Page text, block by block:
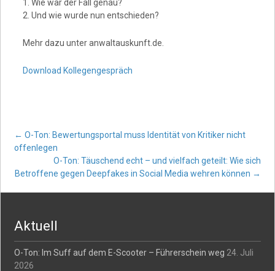
1. Wie war der Fall genau?
2. Und wie wurde nun entschieden?
Mehr dazu unter anwaltauskunft.de.
Download Kollegengespräch
Post
navigation
← O-Ton: Bewertungsportal muss Identität von Kritiker nicht
offenlegen
O-Ton: Täuschend echt – und vielfach geteilt: Wie sich
Betroffene gegen Deepfakes in Social Media wehren können →
Aktuell
O-Ton: Im Suff auf dem E-Scooter – Führerschein weg 24. Juli
2026